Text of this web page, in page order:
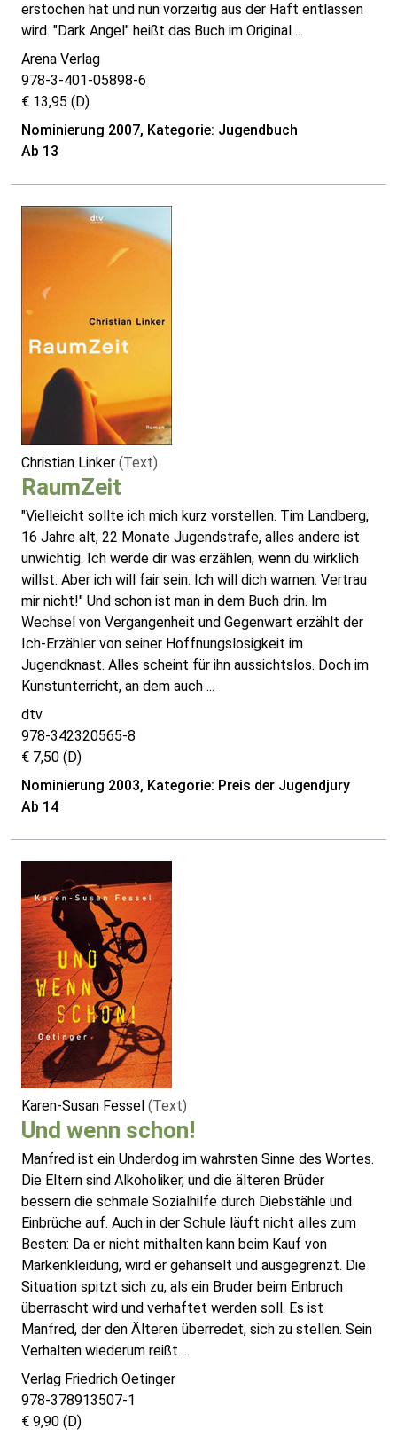
erstochen hat und nun vorzeitig aus der Haft entlassen
wird. "Dark Angel" heißt das Buch im Original ...
Arena Verlag
978-3-401-05898-6
€ 13,95 (D)
Nominierung 2007, Kategorie: Jugendbuch
Ab 13
Christian Linker (Text)
RaumZeit
"Vielleicht sollte ich mich kurz vorstellen. Tim Landberg,
16 Jahre alt, 22 Monate Jugendstrafe, alles andere ist
unwichtig. Ich werde dir was erzählen, wenn du wirklich
willst. Aber ich will fair sein. Ich will dich warnen. Vertrau
mir nicht!" Und schon ist man in dem Buch drin. Im
Wechsel von Vergangenheit und Gegenwart erzählt der
Ich-Erzähler von seiner Hoffnungslosigkeit im
Jugendknast. Alles scheint für ihn aussichtslos. Doch im
Kunstunterricht, an dem auch ...
dtv
978-342320565-8
€ 7,50 (D)
Nominierung 2003, Kategorie: Preis der Jugendjury
Ab 14
Karen-Susan Fessel (Text)
Und wenn schon!
Manfred ist ein Underdog im wahrsten Sinne des Wortes.
Die Eltern sind Alkoholiker, und die älteren Brüder
bessern die schmale Sozialhilfe durch Diebstähle und
Einbrüche auf. Auch in der Schule läuft nicht alles zum
Besten: Da er nicht mithalten kann beim Kauf von
Markenkleidung, wird er gehänselt und ausgegrenzt. Die
Situation spitzt sich zu, als ein Bruder beim Einbruch
überrascht wird und verhaftet werden soll. Es ist
Manfred, der den Älteren überredet, sich zu stellen. Sein
Verhalten wiederum reißt ...
Verlag Friedrich Oetinger
978-378913507-1
€ 9,90 (D)